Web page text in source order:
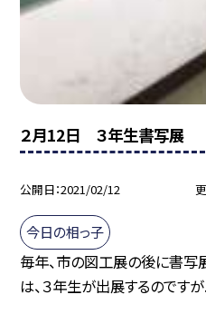
２月12日 ３年生書写展
公開日 2021/02/12
今日の相っ子
毎年、市の図工展の後に書
は、３年生が出展するのです